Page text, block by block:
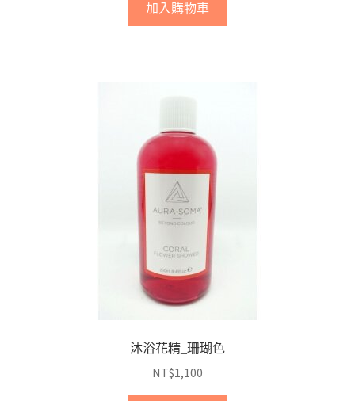
加入購物車
沐浴花精_珊瑚色
NT$1,100